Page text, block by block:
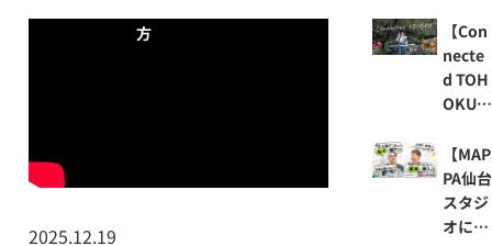
方
2025.12.19
【Con
necte
d TOH
OKU】
天童市
の果樹
園で
「つな
【MAP
PA仙台
スタジ
オに潜